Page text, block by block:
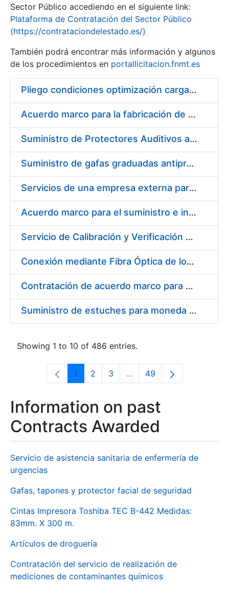
Show/Hide
Sector Público accediendo en el siguiente link:
Plataforma de Contratación del Sector Público
(https://contrataciondelestado.es/)
También podrá encontrar más información y algunos
de los procedimientos en portallicitacion.fnmt.es
Pliego condiciones optimización cargas compras firmado
Acuerdo marco para la fabricación de piezas
Suministro de Protectores Auditivos a medida para las personas trabajadoras de los Centros de Trabajo de Madrid y Burgos
Suministro de gafas graduadas antiproyecciones para los trabajadores de la FNMT-RCM en los centros de trabajo de Madrid y Burgos
Servicios de una empresa externa para el asesoramiento y resolución de los recursos de alzada que se presentan relacionados con procesos de selección para la FNMT-RCM
Acuerdo marco para el suministro e instalación de persianas, estores y otros complementos
Servicio de Calibración y Verificación Externa de los Equipos de Medición del Servicio de Prevención de la FNMT-RCM
Conexión mediante Fibra Óptica de los Centros de Proceso de Datos (CPDs) de las sedes de la FNMT-RCM de Burgos y Madrid
Contratación de acuerdo marco para el Suministro de Material de Electricidad para la Fábrica Nacional de Moneda y Timbre-Real Casa de la Moneda en su centro de trabajo de Burgos
Suministro de estuches para moneda de 30 €
Showing 1 to 10 of 486 entries.
Page
1 Page
2 Page
3 ...Intermediate Pages Use
Page
49
Information on past
Contracts Awarded
Servicio de asistencia sanitaria de enfermería de
urgencias
Gafas, tapones y protector facial de seguridad
Cintas Impresora Toshiba TEC B-442 Medidas:
83mm. X 300 m.
Artículos de droguería
Contratación del servicio de realización de
mediciones de contaminantes químicos